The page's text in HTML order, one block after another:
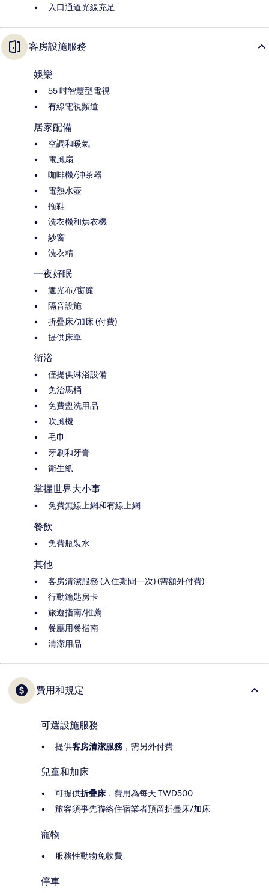
入口通道光線充足
客房設施服務
娛樂
55 吋智慧型電視
有線電視頻道
居家配備
空調和暖氣
電風扇
咖啡機/沖茶器
電熱水壺
拖鞋
洗衣機和烘衣機
紗窗
洗衣精
一夜好眠
遮光布/窗簾
隔音設施
折疊床/加床 (付費)
提供床單
衛浴
僅提供淋浴設備
免治馬桶
免費盥洗用品
吹風機
毛巾
牙刷和牙膏
衛生紙
掌握世界大小事
免費無線上網和有線上網
餐飲
免費瓶裝水
其他
客房清潔服務 (入住期間一次) (需額外付費)
行動鑰匙房卡
旅遊指南/推薦
餐廳用餐指南
清潔用品
費用和規定
可選設施服務
提供客房清潔服務 ，需另外付費
兒童和加床
可提供折疊床 ，費用為每天 TWD500
旅客須事先聯絡住宿業者預留折疊床/加床
寵物
服務性動物免收費
停車